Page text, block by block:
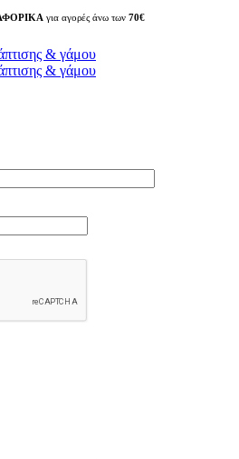
για αγορές άνω των 70€